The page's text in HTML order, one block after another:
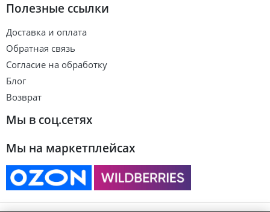
Полезные ссылки
Доставка и оплата
Обратная связь
Согласие на обработку
Блог
Возврат
Мы в соц.сетях
Мы на маркетплейсах